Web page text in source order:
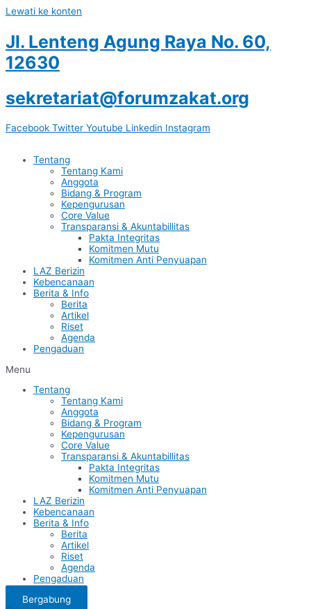
Lewati ke konten
Jl. Lenteng Agung Raya No. 60,
12630
sekretariat@forumzakat.org
Facebook Twitter Youtube Linkedin Instagram
Tentang
Tentang Kami
Anggota
Bidang & Program
Kepengurusan
Core Value
Transparansi & Akuntabillitas
Pakta Integritas
Komitmen Mutu
Komitmen Anti Penyuapan
LAZ Berizin
Kebencanaan
Berita & Info
Berita
Artikel
Riset
Agenda
Pengaduan
Menu
Tentang
Tentang Kami
Anggota
Bidang & Program
Kepengurusan
Core Value
Transparansi & Akuntabillitas
Pakta Integritas
Komitmen Mutu
Komitmen Anti Penyuapan
LAZ Berizin
Kebencanaan
Berita & Info
Berita
Artikel
Riset
Agenda
Pengaduan
Bergabung